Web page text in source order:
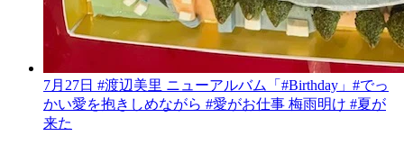
7月27日 #渡辺美里 ニューアルバム「#Birthday」#でっ
かい愛を抱きしめながら #愛がお仕事 梅雨明け #夏が
来た